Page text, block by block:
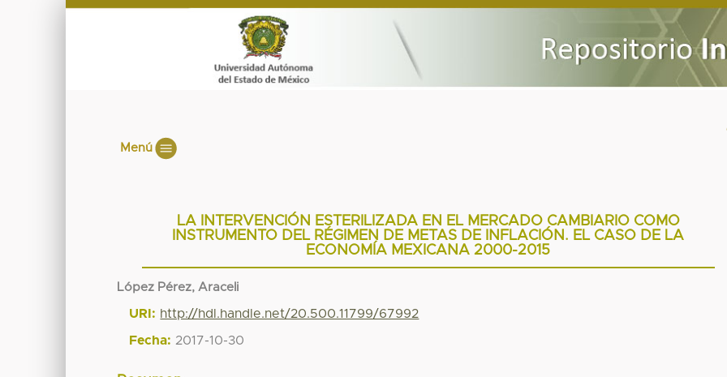
Menú
LA INTERVENCIÓN ESTERILIZADA EN EL MERCADO CAMBIARIO COMO
INSTRUMENTO DEL RÉGIMEN DE METAS DE INFLACIÓN. EL CASO DE LA
ECONOMÍA MEXICANA 2000-2015
López Pérez, Araceli
URI: http://hdl.handle.net/20.500.11799/67992
Fecha: 2017-10-30